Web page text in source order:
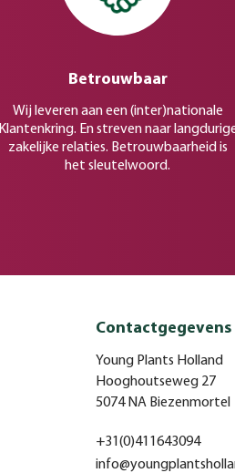
Betrouwbaar
Wij leveren aan een (inter)nationale
Klantenkring. En streven naar
zakelijke relaties. Betrouwbaarheid is
het sleutelwoord.
Contactgegevens
Young Plants Holland
Hooghoutseweg 27
5074 NA Biezenmortel
+31(0)411643094